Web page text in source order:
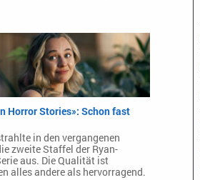
Horror Stories»: Schon fast
in den vergangenen
zweite Staffel der Ryan-
aus. Die Qualität ist
alles andere als hervorragend.